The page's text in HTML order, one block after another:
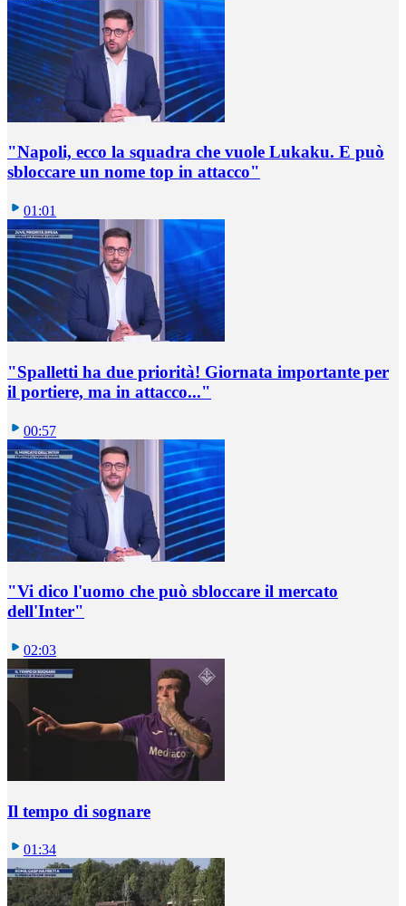
"Napoli, ecco la squadra che vuole Lukaku. E può
sbloccare un nome top in attacco"
01:01
"Spalletti ha due priorità! Giornata importante per
il portiere, ma in attacco..."
00:57
"Vi dico l'uomo che può sbloccare il mercato
dell'Inter"
02:03
Il tempo di sognare
01:34